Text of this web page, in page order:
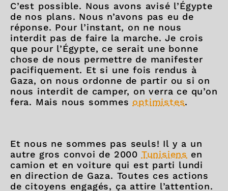
C’est possible. Nous avons avisé l’Égypte
de nos plans. Nous n’avons pas eu de
réponse. Pour l’instant, on ne nous
interdit pas de faire la marche. Je crois
que pour l’Égypte, ce serait une bonne
chose de nous permettre de manifester
pacifiquement. Et si une fois rendus à
Gaza, on nous ordonne de partir ou si on
nous interdit de camper, on verra ce qu’on
fera. Mais nous sommes optimistes.
Et nous ne sommes pas seuls! Il y a un
autre gros convoi de 2000 Tunisiens en
camion et en voiture qui est parti lundi
en direction de Gaza. Toutes ces actions
de citoyens engagés, ça attire l’attention.